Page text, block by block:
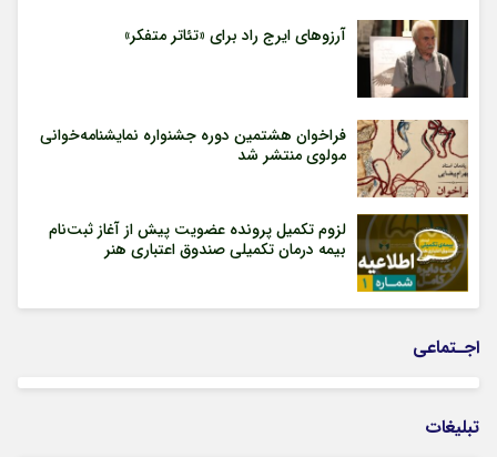
آرزوهای ایرج راد برای «تئاتر متفکر»
فراخوان هشتمین دوره جشنواره نمایشنامه‌خوانی
مولوی منتشر شد
لزوم تکمیل پرونده عضویت پیش از آغاز ثبت‌نام
بیمه درمان تکمیلی صندوق اعتباری هنر
اجـتماعی
تبلیغات